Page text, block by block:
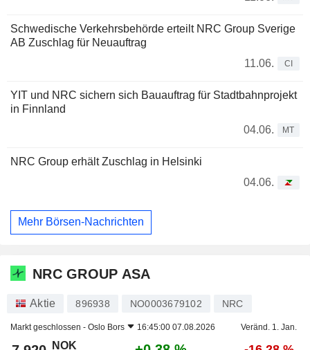
Schwedische Verkehrsbehörde erteilt NRC Group Sverige
AB Zuschlag für Neuauftrag
11.06.
CI
YIT und NRC sichern sich Bauauftrag für Stadtbahnprojekt
in Finnland
04.06.
MT
NRC Group erhält Zuschlag in Helsinki
04.06.
Mehr Börsen-Nachrichten
NRC GROUP ASA
Aktie 896938 NO0003679102 NRC
Markt geschlossen - Oslo Bors 16:45:00 07.08.2026 Veränd. 1. Jan.
NOK